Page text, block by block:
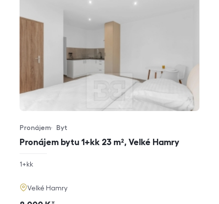
Pronájem bytu 1+kk 23 m², Velké Hamry
Typ nabídky
Pronájem
Typ nemovitosti
Byt
rozměry
1+kk
adresa
Velké Hamry